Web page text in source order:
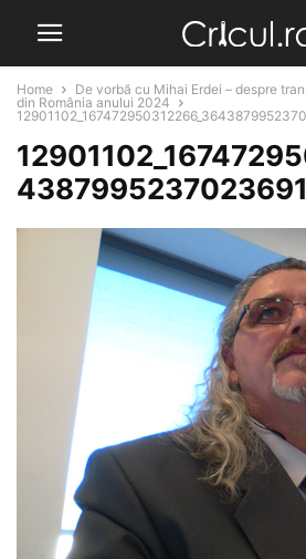
Home
De vorbă cu Mihai Erdei – despre
din România anului 2024